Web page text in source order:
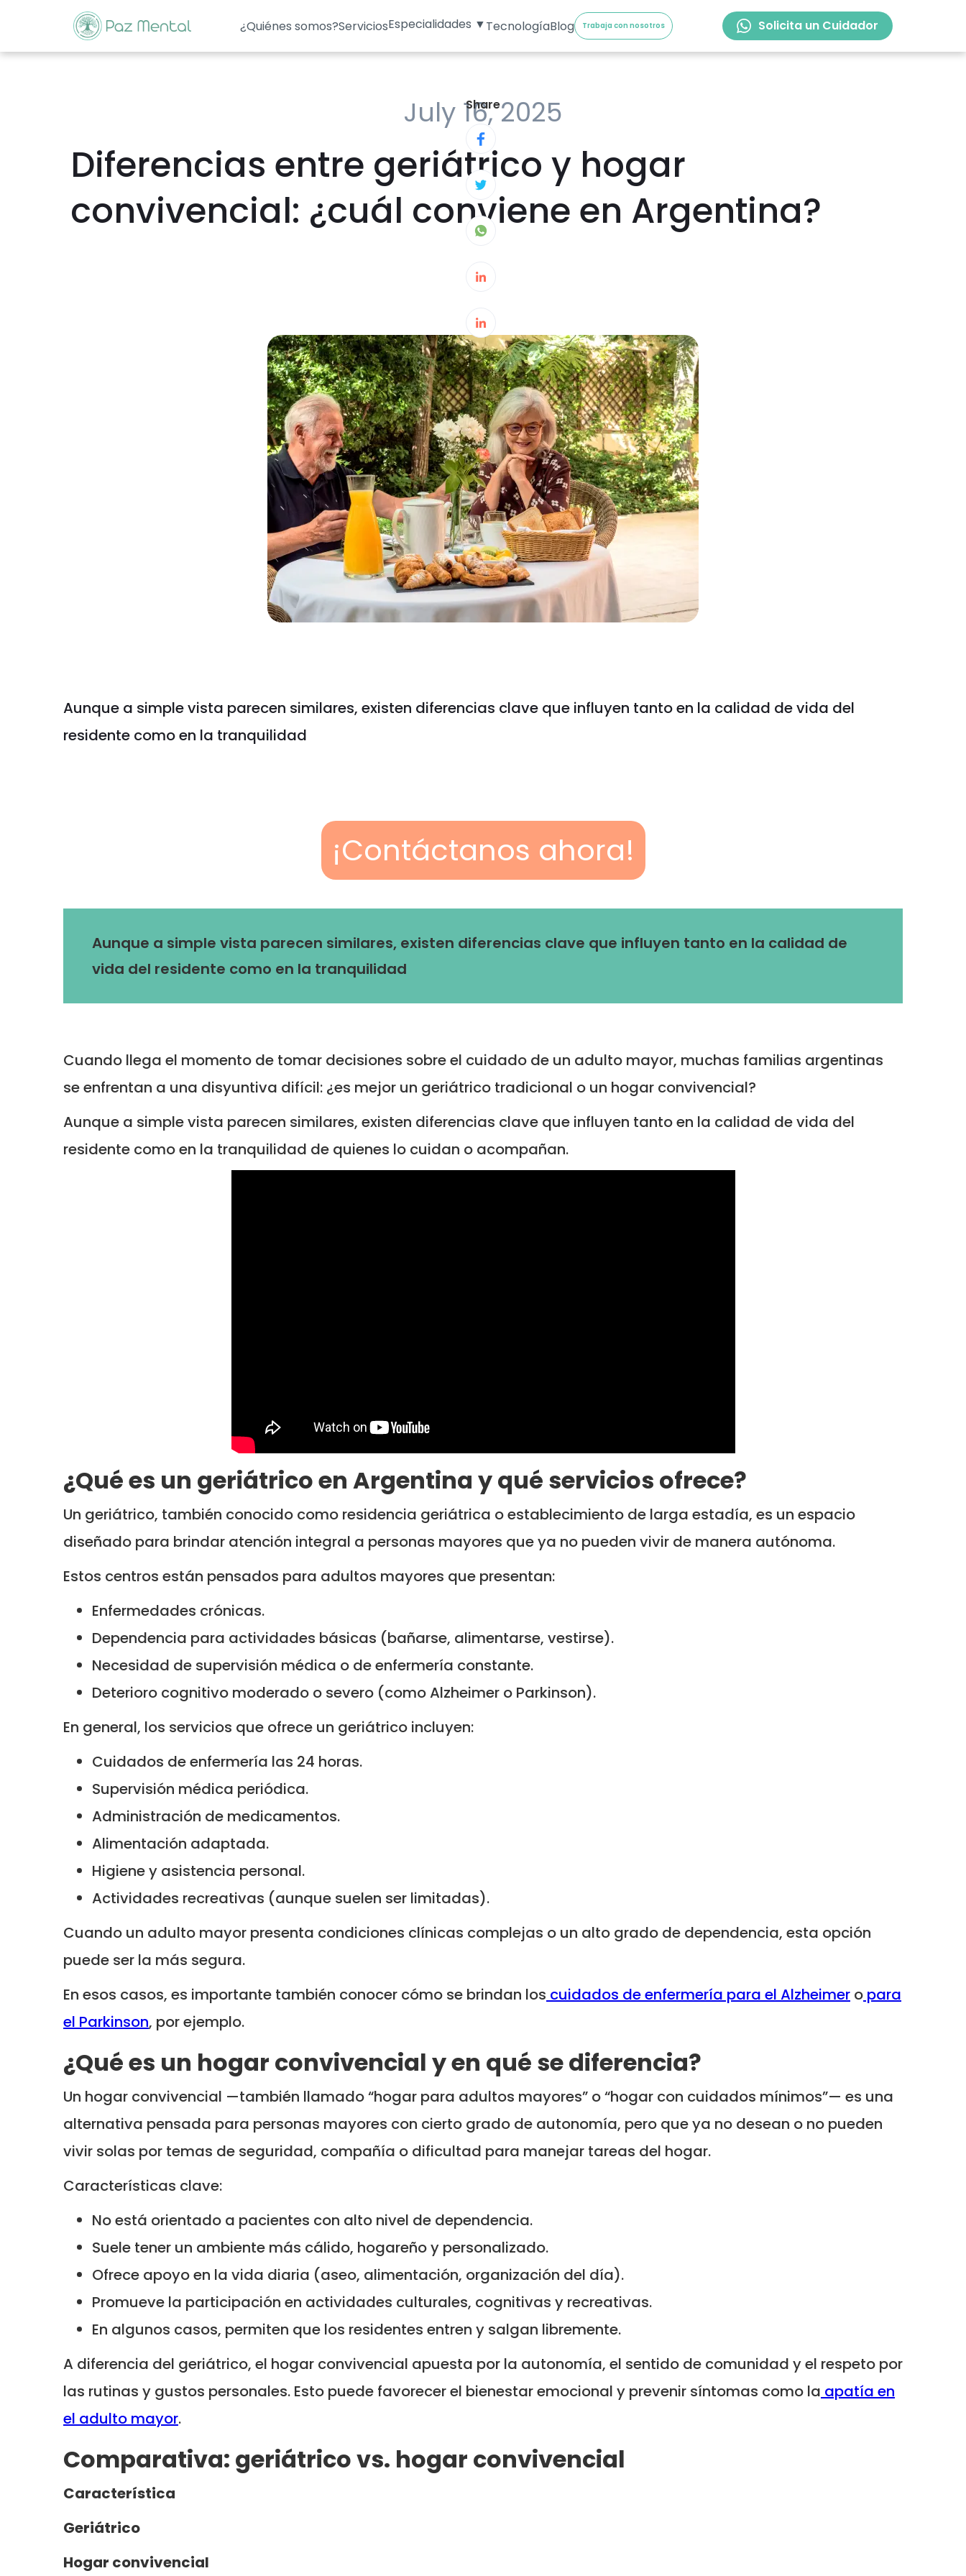
¿Quiénes somos?ServiciosEspecialidades ▼TecnologíaBlog Trabaja con nosotros Solicita un Cuidador
July 16, 2025
Diferencias entre geriátrico y hogar
convivencial: ¿cuál conviene en Argentina?
Aunque a simple vista parecen similares, existen diferencias clave que influyen tanto en la calidad de vida del
residente como en la tranquilidad
Share
¡Contáctanos ahora!
Aunque a simple vista parecen similares, existen diferencias clave que influyen tanto en la calidad de
vida del residente como en la tranquilidad
Cuando llega el momento de tomar decisiones sobre el cuidado de un adulto mayor, muchas familias argentinas
se enfrentan a una disyuntiva difícil: ¿es mejor un geriátrico tradicional o un hogar convivencial?
Aunque a simple vista parecen similares, existen diferencias clave que influyen tanto en la calidad de vida del
residente como en la tranquilidad de quienes lo cuidan o acompañan.
¿Qué es un geriátrico en Argentina y qué servicios ofrece?
Un geriátrico, también conocido como residencia geriátrica o establecimiento de larga estadía, es un espacio
diseñado para brindar atención integral a personas mayores que ya no pueden vivir de manera autónoma.
Estos centros están pensados para adultos mayores que presentan:
Enfermedades crónicas.
Dependencia para actividades básicas (bañarse, alimentarse, vestirse).
Necesidad de supervisión médica o de enfermería constante.
Deterioro cognitivo moderado o severo (como Alzheimer o Parkinson).
En general, los servicios que ofrece un geriátrico incluyen:
Cuidados de enfermería las 24 horas.
Supervisión médica periódica.
Administración de medicamentos.
Alimentación adaptada.
Higiene y asistencia personal.
Actividades recreativas (aunque suelen ser limitadas).
Cuando un adulto mayor presenta condiciones clínicas complejas o un alto grado de dependencia, esta opción
puede ser la más segura.
En esos casos, es importante también conocer cómo se brindan los cuidados de enfermería para el Alzheimer o para
el Parkinson, por ejemplo.
¿Qué es un hogar convivencial y en qué se diferencia?
Un hogar convivencial —también llamado “hogar para adultos mayores” o “hogar con cuidados mínimos”— es una
alternativa pensada para personas mayores con cierto grado de autonomía, pero que ya no desean o no pueden
vivir solas por temas de seguridad, compañía o dificultad para manejar tareas del hogar.
Características clave:
No está orientado a pacientes con alto nivel de dependencia.
Suele tener un ambiente más cálido, hogareño y personalizado.
Ofrece apoyo en la vida diaria (aseo, alimentación, organización del día).
Promueve la participación en actividades culturales, cognitivas y recreativas.
En algunos casos, permiten que los residentes entren y salgan libremente.
A diferencia del geriátrico, el hogar convivencial apuesta por la autonomía, el sentido de comunidad y el respeto por
las rutinas y gustos personales. Esto puede favorecer el bienestar emocional y prevenir síntomas como la apatía en
el adulto mayor.
Comparativa: geriátrico vs. hogar convivencial
Característica
Geriátrico
Hogar convivencial